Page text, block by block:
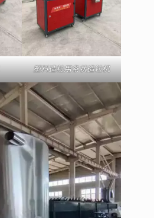
塑料造粒用条状造粒机